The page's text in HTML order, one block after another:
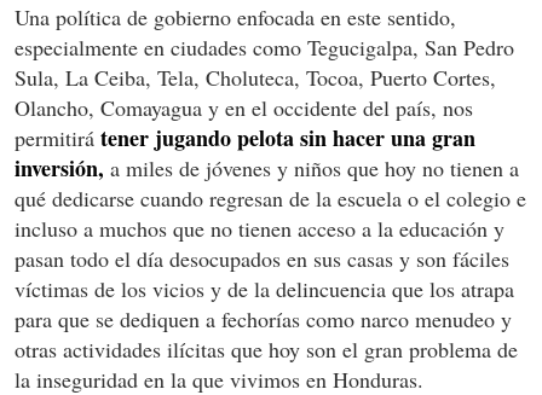
Una política de gobierno enfocada en este sentido,
especialmente en ciudades como Tegucigalpa, San Pedro
Sula, La Ceiba, Tela, Choluteca, Tocoa, Puerto Cortes,
Olancho, Comayagua y en el occidente del país, nos
permitirá tener jugando pelota sin hacer una gran
inversión, a miles de jóvenes y niños que hoy no tienen a
qué dedicarse cuando regresan de la escuela o el colegio e
incluso a muchos que no tienen acceso a la educación y
pasan todo el día desocupados en sus casas y son fáciles
víctimas de los vicios y de la delincuencia que los atrapa
para que se dediquen a fechorías como narco menudeo y
otras actividades ilícitas que hoy son el gran problema de
la inseguridad en la que vivimos en Honduras.